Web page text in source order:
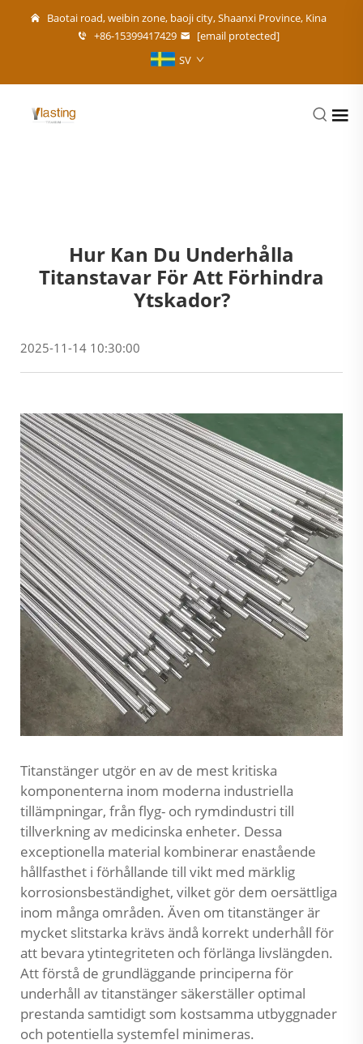
Baotai road, weibin zone, baoji city, Shaanxi Province, Kina
+86-15399417429
[email protected]
SV
Hur Kan Du Underhålla
Titanstavar För Att Förhindra
Ytskador?
2025-11-14 10:30:00
Titanstänger utgör en av de mest kritiska
komponenterna inom moderna industriella
tillämpningar, från flyg- och rymdindustri till
tillverkning av medicinska enheter. Dessa
exceptionella material kombinerar enastående
hållfasthet i förhållande till vikt med märklig
korrosionsbeständighet, vilket gör dem oersättliga
inom många områden. Även om titanstänger är
mycket slitstarka krävs ändå korrekt underhåll för
att bevara ytintegriteten och förlänga livslängden.
Att förstå de grundläggande principerna för
underhåll av titanstänger säkerställer optimal
prestanda samtidigt som kostsamma utbyggnader
och potentiella systemfel minimeras.